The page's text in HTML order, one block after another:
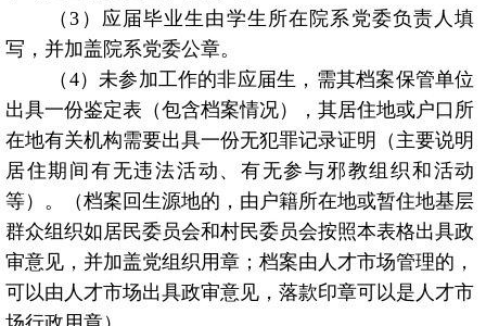
（3 ）应届毕业生由学生所在院系党委负责人填
写，并加盖院系党委公章。
（ 4）未参加工作的非应届生，需其档案保管单位
出具一份鉴定表（包含档案情况），其居住地或户口所
在地有关机构需要出具一份无犯罪记录证明（主要说明
居住期间有无违法活动、有无参与邪教组织和活动
等）。（档案回生源地的，由户籍所在地或暂住地基层
群众组织如居民委员会和村民委员会按照本表格出具政
审意见，并加盖党组织用章；档案由人才市场管理的，
可以由人才市场出具政审意见，落款印章可以是人才市